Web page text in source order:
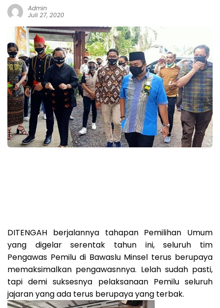
Admin
Juli 27, 2020
DITENGAH berjalannya tahapan Pemilihan Umum
yang digelar serentak tahun ini, seluruh tim
Pengawas Pemilu di Bawaslu Minsel terus berupaya
memaksimalkan pengawasnnya. Lelah sudah pasti,
tapi demi suksesnya pelaksanaan Pemilu seluruh
jajaran yang ada terus berupaya yang terbak.